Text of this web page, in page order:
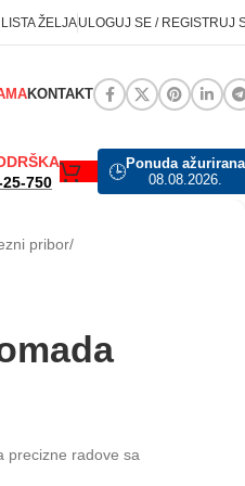
LISTA ŽELJAULOGUJ SE / REGISTRUJ
KONTAKT
750
🕒Ponuda ažurirana
08.08.2026.
pribor
precizne radove sa